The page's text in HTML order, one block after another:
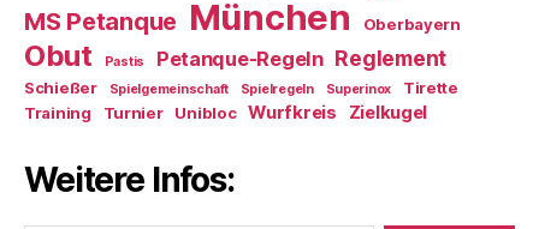
MS Petanque München Oberbayern
Obut Pastis Petanque-Regeln Reglement
Schießer Spielgemeinschaft Spielregeln Superinox
Tirette
Training
Turnier Unibloc Wurfkreis Zielkugel
Weitere Infos: